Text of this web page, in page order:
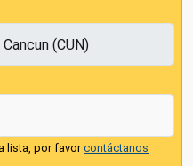
lista, por favorcontáctanos